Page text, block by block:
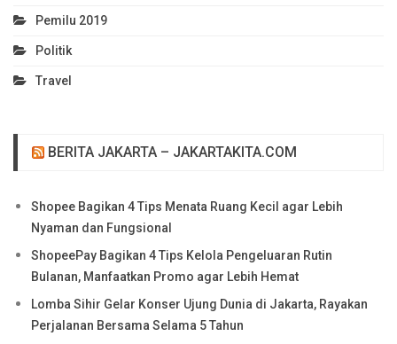
Pemilu 2019
Politik
Travel
BERITA JAKARTA – JAKARTAKITA.COM
Shopee Bagikan 4 Tips Menata Ruang Kecil agar Lebih
Nyaman dan Fungsional
ShopeePay Bagikan 4 Tips Kelola Pengeluaran Rutin
Bulanan, Manfaatkan Promo agar Lebih Hemat
Lomba Sihir Gelar Konser Ujung Dunia di Jakarta, Rayakan
Perjalanan Bersama Selama 5 Tahun